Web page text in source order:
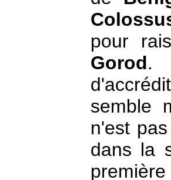
pour
Gorod.
semble
n'est
dans la